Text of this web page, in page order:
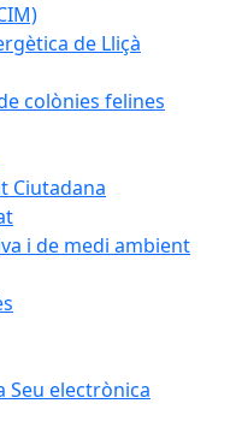
de Lliçà
colònies felines
Ciutadana
i de medi ambient
electrònica